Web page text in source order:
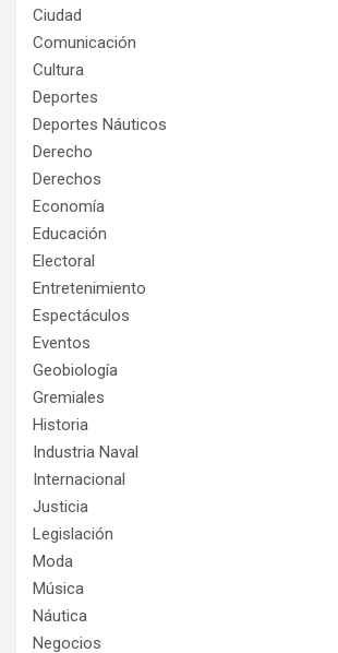
Ciudad
Comunicación
Cultura
Deportes
Deportes Náuticos
Derecho
Derechos
Economía
Educación
Electoral
Entretenimiento
Espectáculos
Eventos
Geobiología
Gremiales
Historia
Industria Naval
Internacional
Justicia
Legislación
Moda
Música
Náutica
Negocios